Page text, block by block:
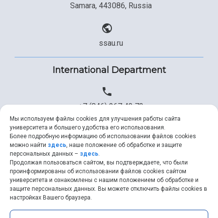
Samara, 443086, Russia
ssau.ru
International Department
+7 (846) 267 43 73
+7 (846) 334 57 22
ssau@ssau.ru
Мы используем файлы cookies для улучшения работы сайта
университета и большего удобства его использования.
Более подробную информацию об использовании файлов cookies
можно найти здесь, наше положение об обработке и защите
персональных данных – здесь.
Продолжая пользоваться сайтом, вы подтверждаете, что были
проинформированы об использовании файлов cookies сайтом
университета и ознакомлены с нашим положением об обработке и
защите персональных данных. Вы можете отключить файлы cookies в
настройках Вашего браузера.